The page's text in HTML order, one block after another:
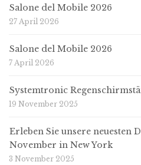
Salone del Mobile 2026
27 April 2026
Salone del Mobile 2026
7 April 2026
Systemtronic
19 November 2025
Erleben Sie unsere neuesten
November in New York
3 November 2025